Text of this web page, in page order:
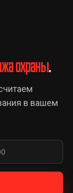
охраны.
в вашем